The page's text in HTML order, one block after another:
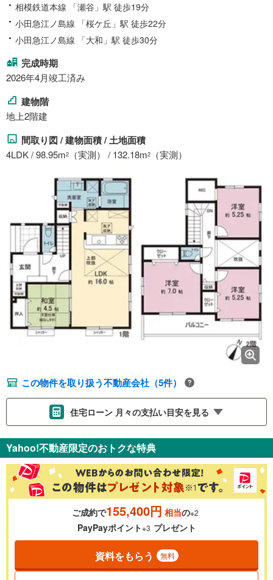
相模鉄道本線 「瀬谷」駅 徒歩19分
小田急江ノ島線 「桜ケ丘」駅 徒歩22分
小田急江ノ島線 「大和」駅 徒歩30分
完成時期
2026年4月竣工済み
建物階
地上2階建
間取り図 / 建物面積 / 土地面積
4LDK / 98.95m2 （実測） / 132.18m2 （実測）
この物件を取り扱う不動産会社（5件）
住宅ローン 月々の支払い目安を見る
金利 ％
0.01%
Yahoo!不動産限定のおトクな特典
ご成約で155,400円 相当の※2
PayPayポイント※3 プレゼント
資料をもらう 無料